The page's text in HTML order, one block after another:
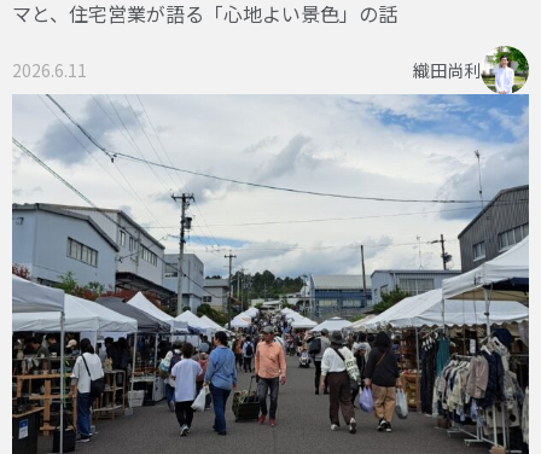
マと、住宅営業が語る「心地よい景色」の話
2026.6.11 織田尚利